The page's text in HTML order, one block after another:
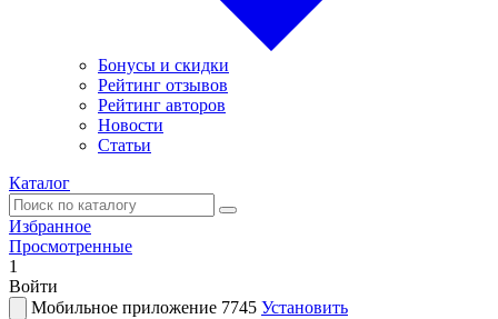
Бонусы и скидки
Рейтинг отзывов
Рейтинг авторов
Новости
Статьи
Каталог
Избранное
Просмотренные
1
Войти
Мобильное приложение 7745 Установить